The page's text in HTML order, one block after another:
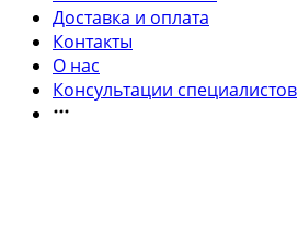
Доставка и оплата
Контакты
О нас
Консультации специалистов